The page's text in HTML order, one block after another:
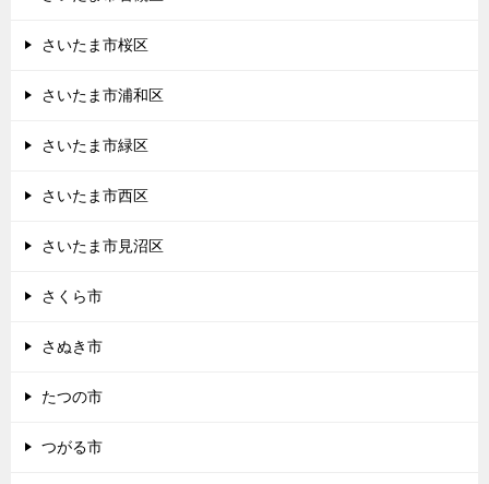
さいたま市桜区
さいたま市浦和区
さいたま市緑区
さいたま市西区
さいたま市見沼区
さくら市
さぬき市
たつの市
つがる市